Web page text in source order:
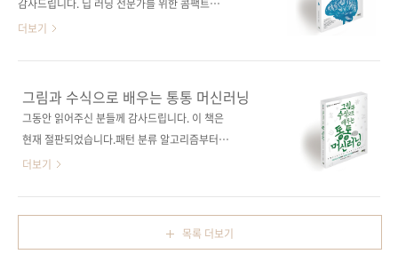
지도 학습 분야에서는 PCA(주성분 분석),
LSA(잠..
스탠퍼드, 서울대, 카이스트 등 세계 유수의 대학
에서 교재로 사용되고 있는 이 책은 확률/통계
필독서로 인식되고 있습니다. 그래서 인공지능
을 공부하는 우리나라 독자들도 이 책을 많이 찾
고 있었는데, 아무래도 영어로 되어 ..
감사드립니다. 딥 러닝 전문가를 위한 콤팩트한
기본서!딥 러닝의 원리를 이해시키는 핵심 수식
한 체계적인 딥 러닝 교과서! 출판사 제이펍원출
판사 近代科学社원서명 深層学習(원서 ISBN:
9784764904873) 저자명 카미시마 토시히로,
카노하라 다이스케, 오카타니 타카유키, 쿠보 요
타로, 다누슈카 볼레갈라역자명 심효섭출판일
2018년 3월 12일페이지 320쪽시리즈 I♥A.I.
09판 형 크라운변형(170*225*16)제 본 무선
더보기
그림과 수식으로 배우는 통통 머신러닝
그동안 읽어주신 분들께 감사드립니다. 이 책은
현재 절판되었습니다.패턴 분류 알고리즘부터
최소제곱 학습으로 배우는 최첨단 머신러닝 학
9784061538214) 저자명 스기야마 마사시역
더보기
목록 더보기